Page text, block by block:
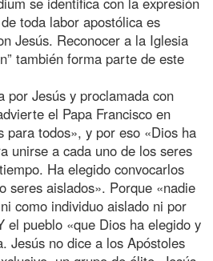
toda labor apostólica es
Jesús. Reconocer a la Iglesia
también forma parte de este
por Jesús y proclamada con
el Papa Francisco en
para todos», y por eso «Dios ha
unirse a cada uno de los seres
Ha elegido convocarlos
seres aislados». Porque «nadie
como individuo aislado ni por
el pueblo «que Dios ha elegido y
Jesús no dice a los Apóstoles